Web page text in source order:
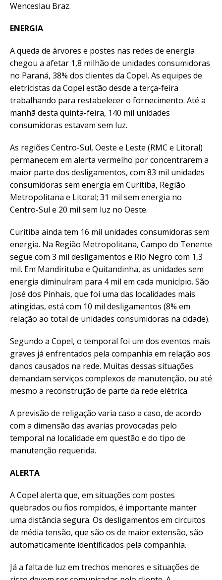
Wenceslau Braz.
ENERGIA
A queda de árvores e postes nas redes de energia
chegou a afetar 1,8 milhão de unidades consumidoras
no Paraná, 38% dos clientes da Copel. As equipes de
eletricistas da Copel estão desde a terça-feira
trabalhando para restabelecer o fornecimento. Até a
manhã desta quinta-feira, 140 mil unidades
consumidoras estavam sem luz.
As regiões Centro-Sul, Oeste e Leste (RMC e Litoral)
permanecem em alerta vermelho por concentrarem a
maior parte dos desligamentos, com 83 mil unidades
consumidoras sem energia em Curitiba, Região
Metropolitana e Litoral; 31 mil sem energia no
Centro-Sul e 20 mil sem luz no Oeste.
Curitiba ainda tem 16 mil unidades consumidoras sem
energia. Na Região Metropolitana, Campo do Tenente
segue com 3 mil desligamentos e Rio Negro com 1,3
mil. Em Mandirituba e Quitandinha, as unidades sem
energia diminuíram para 4 mil em cada município. São
José dos Pinhais, que foi uma das localidades mais
atingidas, está com 10 mil desligamentos (8% em
relação ao total de unidades consumidoras na cidade).
Segundo a Copel, o temporal foi um dos eventos mais
graves já enfrentados pela companhia em relação aos
danos causados na rede. Muitas dessas situações
demandam serviços complexos de manutenção, ou até
mesmo a reconstrução de parte da rede elétrica.
A previsão de religação varia caso a caso, de acordo
com a dimensão das avarias provocadas pelo
temporal na localidade em questão e do tipo de
manutenção requerida.
ALERTA
A Copel alerta que, em situações com postes
quebrados ou fios rompidos, é importante manter
uma distância segura. Os desligamentos em circuitos
de média tensão, que são os de maior extensão, são
automaticamente identificados pela companhia.
Já a falta de luz em trechos menores e situações de